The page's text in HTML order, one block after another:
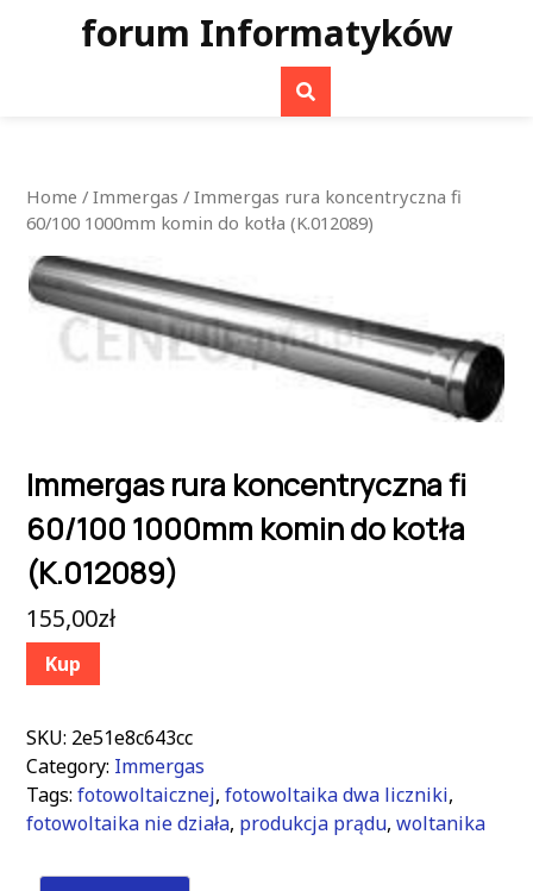
forum Informatyków
Home / Immergas / Immergas rura koncentryczna fi
60/100 1000mm komin do kotła (K.012089)
Immergas rura koncentryczna fi
60/100 1000mm komin do kotła
(K.012089)
155,00zł
Kup
SKU: 2e51e8c643cc
Category: Immergas
Tags: fotowoltaicznej, fotowoltaika dwa liczniki,
fotowoltaika nie działa, produkcja prądu, woltanika